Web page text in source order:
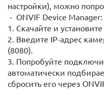
настройки), можно
- ONVIF Device Manager:
1. Скачайте и
2. Введите IP-адрес
(8080).
3. Попробуйте
автоматически
сбросить его через